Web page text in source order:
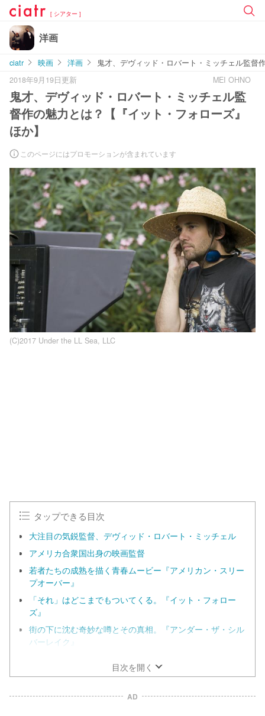
[ シアター ]
洋画
ciatr 映画 洋画
鬼才、デヴィッド・ロバート・ミッチェル監督
2018年9月19日更新
MEI OHNO
鬼才、デヴィッド・ロバート・ミッチェル監
督作の魅力とは？【『イット・フォローズ』
ほか】
このページにはプロモーションが含まれています
(C)2017 Under the LL Sea, LLC
タップできる目次
大注目の気鋭監督、デヴィッド・ロバート・ミッチェル
アメリカ合衆国出身の映画監督
若者たちの成熟を描く青春ムービー『アメリカン・スリー
プオーバー』
「それ」はどこまでもついてくる。『イット・フォロー
ズ』
街の下に沈む奇妙な噂とその真相。『アンダー・ザ・シル
バーレイク』
目次を開く
AD